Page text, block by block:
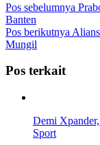
Pos sebelumnya
Banten
Pos berikutnya
Mungil
Pos terkait
Demi
Sport